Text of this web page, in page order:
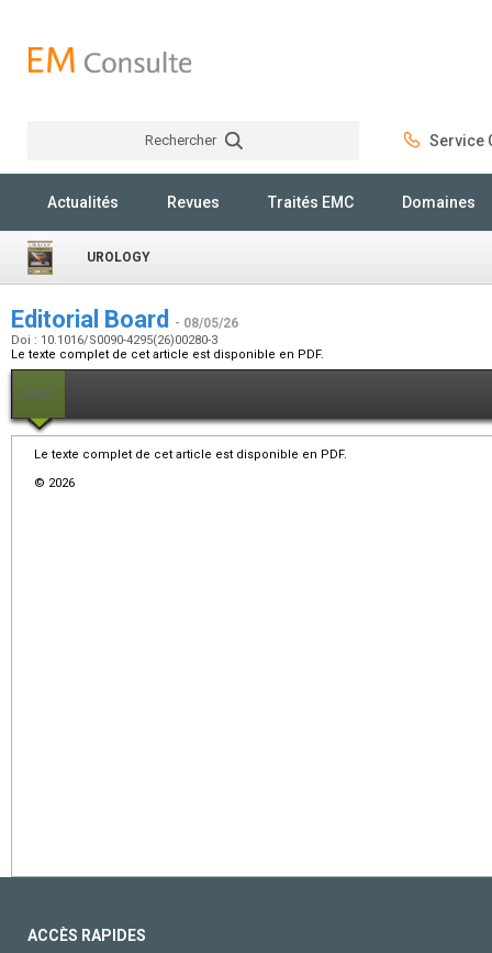
Rechercher Service
Actualités Revues Traités EMC Domaines
UROLOGY
Editorial Board - 08/05/26
Doi : 10.1016/S0090-4295(26)00280-3
Le texte complet de cet article est disponible en PDF.
PDF
Le texte complet de cet article est disponible en PDF.
© 2026
ACCÈS RAPIDES